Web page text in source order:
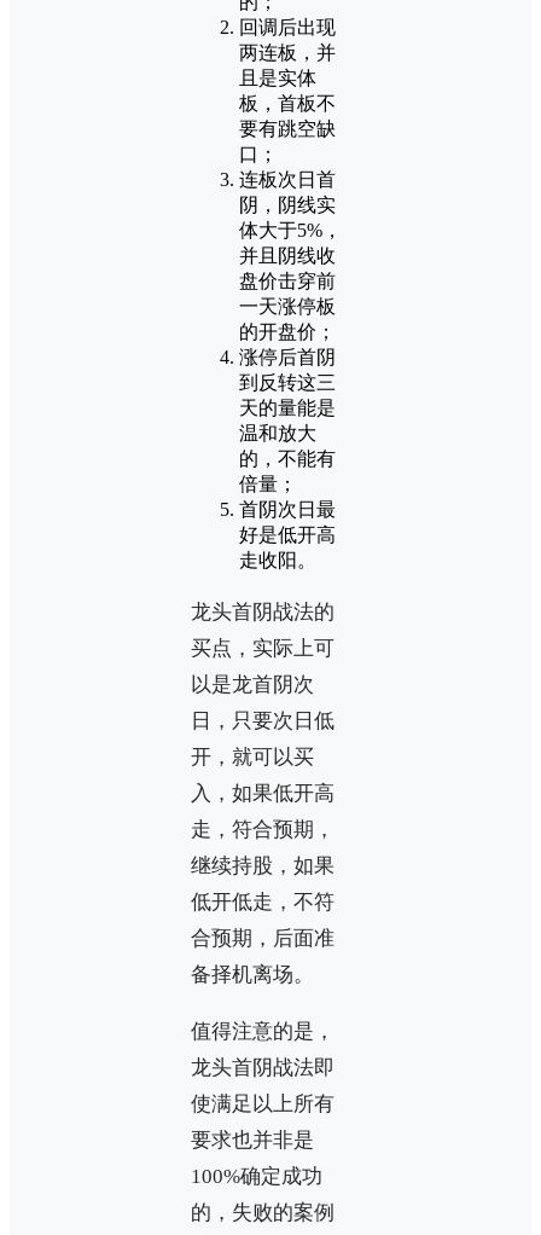
回调后出现
两连板，并
且是实体
板，首板不
要有跳空缺
口；
连板次日首
阴，阴线实
体大于5%，
并且阴线收
盘价击穿前
一天涨停板
的开盘价；
涨停后首阴
到反转这三
天的量能是
温和放大
的，不能有
倍量；
首阴次日最
好是低开高
走收阳。
龙头首阴战法的
买点，实际上可
以是龙首阴次
日，只要次日低
开，就可以买
入，如果低开高
走，符合预期，
继续持股，如果
低开低走，不符
合预期，后面准
备择机离场。
值得注意的是，
龙头首阴战法即
使满足以上所有
要求也并非是
100%确定成功
的，失败的案例